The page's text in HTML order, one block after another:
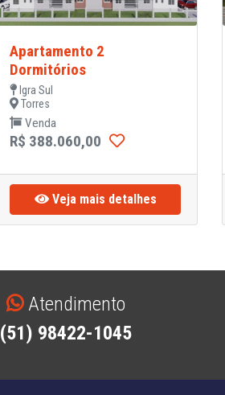
Apartamento 2
Dormitórios
Igra Sul
Torres
Venda
R$ 388.060,00
Veja mais detalhes
Atendimento
(51) 98422-1045